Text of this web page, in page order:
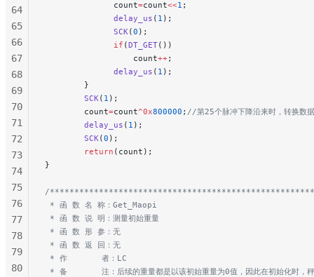
              count
=count<<1 ;
              delay_us
( 1 );
              SCK
(0 );
              if
(DT_GET())
                  count
++;
              delay_us
( 1 );
        }
        SCK
( 1 );
        count
=count^0x800000 ; //第25个脉冲下降沿来时，转换数据
        delay_us
( 1 );
        SCK
(0 );
        return
(count);
}
/
* 函 数 名 称：Get_Maopi
* 函 数 说 明：测量初始重量
* 函 数 形 参：无
* 函 数 返 回：无
* 作       者：LC
* 备       注：后续的重量都是以该初始重量为0值，因此在初始化时，秤
64
65
66
67
68
69
70
71
72
73
74
75
76
77
78
79
80